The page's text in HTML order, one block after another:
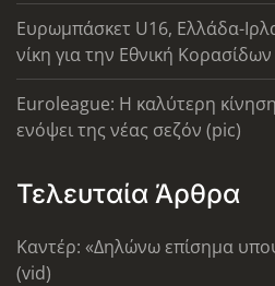
Ευρωμπάσκετ U16, Ελλάδα-
νίκη για την Εθνική Κορασίδων
Euroleague: Η καλύτερη
ενόψει της νέας σεζόν (pic)
Τελευταία Άρθρα
Καντέρ: «Δηλώνω επίσημα
(vid)